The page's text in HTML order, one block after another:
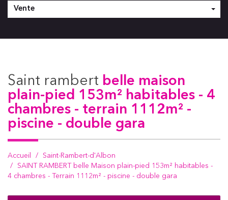
Vente
saint rambert belle maison
plain-pied 153m² habitables - 4
chambres - terrain 1112m² -
piscine - double gara
Accueil
Saint-Rambert-d'Albon
SAINT RAMBERT belle Maison plain-pied 153m² habitables -
4 chambres - Terrain 1112m² - piscine - double gara